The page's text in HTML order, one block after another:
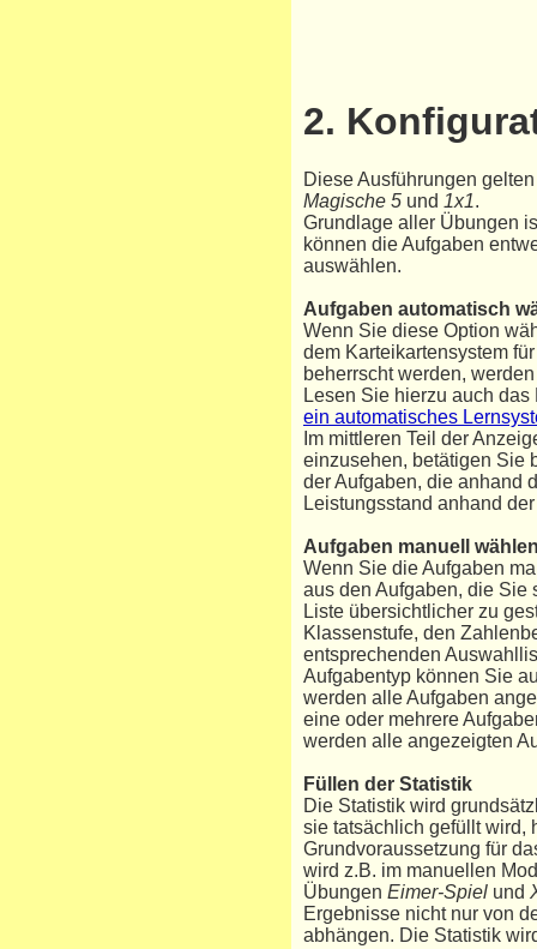
2.
Diese Ausführungen
Magische 5 und 1x1.
Grundlage aller Übungen
können die Aufgaben
auswählen.
Aufgaben automatisch
Wenn Sie diese Option
dem Karteikartensystem
beherrscht werden,
Lesen Sie hierzu auch
ein automatisches
Im mittleren Teil der
einzusehen, betätigen Sie
der Aufgaben, die anhand
Leistungsstand anhand
Aufgaben manuell
Wenn Sie die Aufgaben
aus den Aufgaben, die
Liste übersichtlicher zu
Klassenstufe, den
entsprechenden
Aufgabentyp können Sie
werden alle Aufgaben
eine oder mehrere
werden alle angezeigten
Füllen der Statistik
Die Statistik wird
sie tatsächlich gefüllt wird,
Grundvoraussetzung für
wird z.B. im manuellen
Übungen Eimer-Spiel und
Ergebnisse nicht nur von
abhängen. Die Statistik